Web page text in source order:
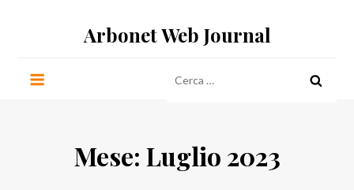
Arbonet Web Journal
per:
Mese: Luglio 2023